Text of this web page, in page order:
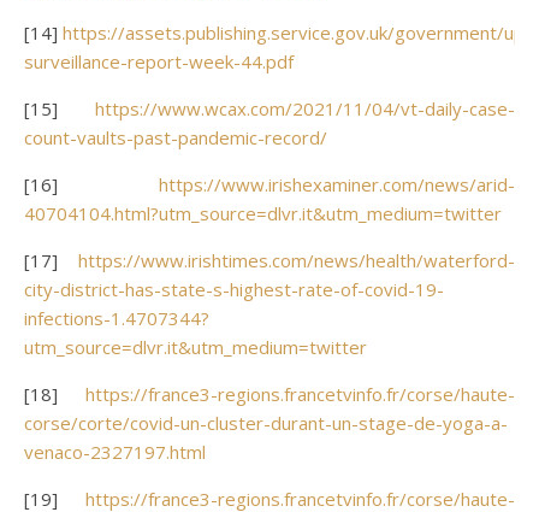
[14] https://assets.publishing.service.gov.uk/government/
surveillance-report-week-44.pdf
[15] https://www.wcax.com/2021/11/04/vt-daily-case-
count-vaults-past-pandemic-record/
[16] https://www.irishexaminer.com/news/arid-
40704104.html?utm_source=dlvr.it&utm_medium=twitter
[17] https://www.irishtimes.com/news/health/waterford-
city-district-has-state-s-highest-rate-of-covid-19-
infections-1.4707344?
utm_source=dlvr.it&utm_medium=twitter
[18] https://france3-regions.francetvinfo.fr/corse/haute-
corse/corte/covid-un-cluster-durant-un-stage-de-yoga-a-
venaco-2327197.html
[19] https://france3-regions.francetvinfo.fr/corse/haute-